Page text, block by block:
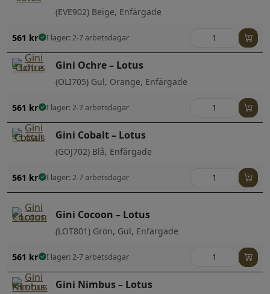
(EVE902) Beige, Enfärgade
561 kr I lager: 2-7 arbetsdagar
Gini Ochre – Lotus
(OLI705) Gul, Orange, Enfärgade
561 kr I lager: 2-7 arbetsdagar
Gini Cobalt – Lotus
(GOJ702) Blå, Enfärgade
561 kr I lager: 2-7 arbetsdagar
Gini Cocoon – Lotus
(LOT801) Grön, Gul, Enfärgade
561 kr I lager: 2-7 arbetsdagar
Gini Nimbus – Lotus